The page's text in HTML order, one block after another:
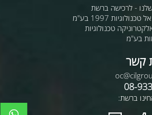
- לרכישה ברשת
1997 בע"מ
טכנולוגיות
בע"מ
קשר
08-
ברשת: